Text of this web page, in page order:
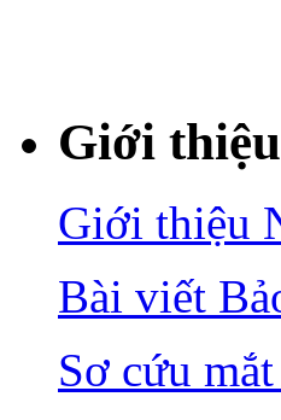
Giới thiệu
Giới thiệu
Bài viết
Sơ cứu